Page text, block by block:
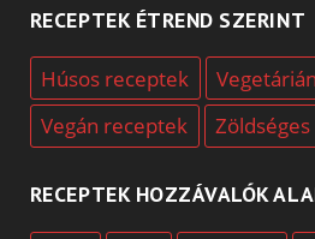
RECEPTEK ÉTREND SZERINT
Húsos receptek
Vegán receptek
RECEPTEK HOZZÁVALÓK